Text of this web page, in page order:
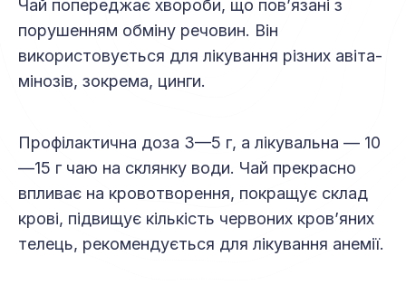
Чай попереджає хвороби, що пов’язані з
порушенням обміну речовин. Він
використовується для лікування різних аві­та­
мі­нозів, зокрема, цинги.
Профілактична доза 3—5 г, а лікувальна — 10
—15 г чаю на склянку води. Чай прекрасно
впливає на кровотворення, покращує склад
крові, підвищує кількість червоних кров’яних
телець, рекомендується для лікування анемії.